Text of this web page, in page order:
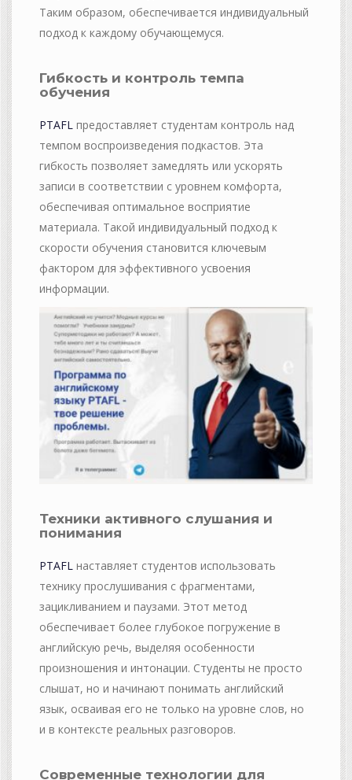
Таким образом, обеспечивается индивидуальный
подход к каждому обучающемуся.
Гибкость и контроль темпа
обучения
PTAFL предоставляет студентам контроль над
темпом воспроизведения подкастов. Эта
гибкость позволяет замедлять или ускорять
записи в соответствии с уровнем комфорта,
обеспечивая оптимальное восприятие
материала. Такой индивидуальный подход к
скорости обучения становится ключевым
фактором для эффективного усвоения
информации.
Техники активного слушания и
понимания
PTAFL наставляет студентов использовать
технику прослушивания с фрагментами,
зацикливанием и паузами. Этот метод
обеспечивает более глубокое погружение в
английскую речь, выделяя особенности
произношения и интонации. Студенты не просто
слышат, но и начинают понимать английский
язык, осваивая его не только на уровне слов, но
и в контексте реальных разговоров.
Современные технологии для